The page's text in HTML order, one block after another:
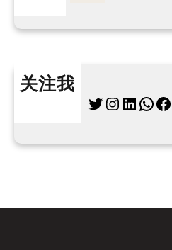
关注我
Twitter Instagram LinkedIn WhatsApp Facebook